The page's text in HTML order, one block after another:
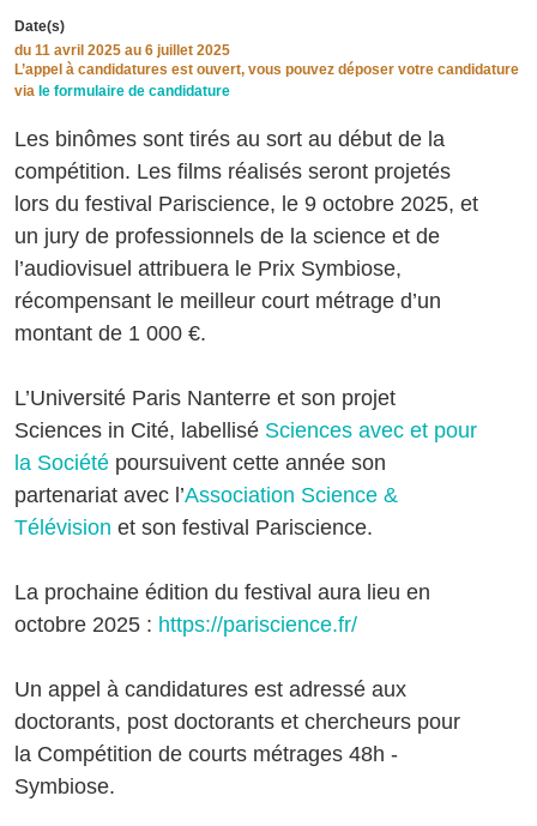
Date(s)
du 11 avril 2025 au 6 juillet 2025
L’appel à candidatures est ouvert, vous pouvez déposer votre candidature
via le formulaire de candidature
Les binômes sont tirés au sort au début de la
compétition. Les films réalisés seront projetés
lors du festival Pariscience, le 9 octobre 2025, et
un jury de professionnels de la science et de
l’audiovisuel attribuera le Prix Symbiose,
récompensant le meilleur court métrage d’un
montant de 1 000 €.
L’Université Paris Nanterre et son projet
Sciences in Cité, labellisé Sciences avec et pour
la Société poursuivent cette année son
partenariat avec l’Association Science &
Télévision et son festival Pariscience.
La prochaine édition du festival aura lieu en
octobre 2025 : https://pariscience.fr/
Un appel à candidatures est adressé aux
doctorants, post doctorants et chercheurs pour
la Compétition de courts métrages 48h -
Symbiose.